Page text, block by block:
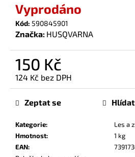
Vyprodáno
Kód: 590845901
Značka: HUSQVARNA
150 Kč
124 Kč bez DPH
Měrná
cena:
Kategorie:
Les a
Hmotnost:
1 kg
EAN:
Zeptat se Hlídat
u
e